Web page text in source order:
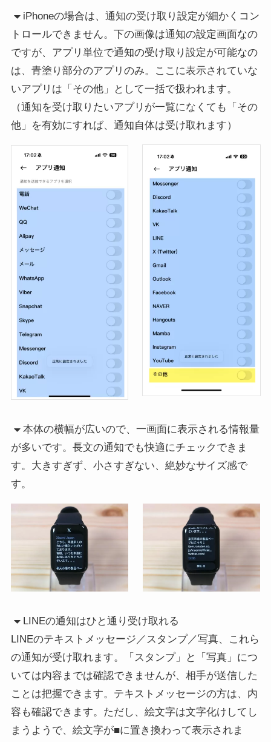
iPhoneの場合は、通知の受け取り設定が細かくコン
トロールできません。下の画像は通知の設定画面なの
ですが、アプリ単位で通知の受け取り設定が可能なの
は、青塗り部分のアプリのみ。ここに表示されていな
いアプリは「その他」として一括で扱われます。
（通知を受け取りたいアプリが一覧になくても「その
他」を有効にすれば、通知自体は受け取れます）
本体の横幅が広いので、一画面に表示される情報量
が多いです。長文の通知でも快適にチェックできま
す。大きすぎず、小さすぎない、絶妙なサイズ感で
す。
LINEの通知はひと通り受け取れる
LINEのテキストメッセージ／スタンプ／写真、これら
の通知が受け取れます。「スタンプ」と「写真」につ
いては内容までは確認できませんが、相手が送信した
ことは把握できます。テキストメッセージの方は、内
容も確認できます。ただし、絵文字は文字化けしてし
まうようで、絵文字が■に置き換わって表示されま